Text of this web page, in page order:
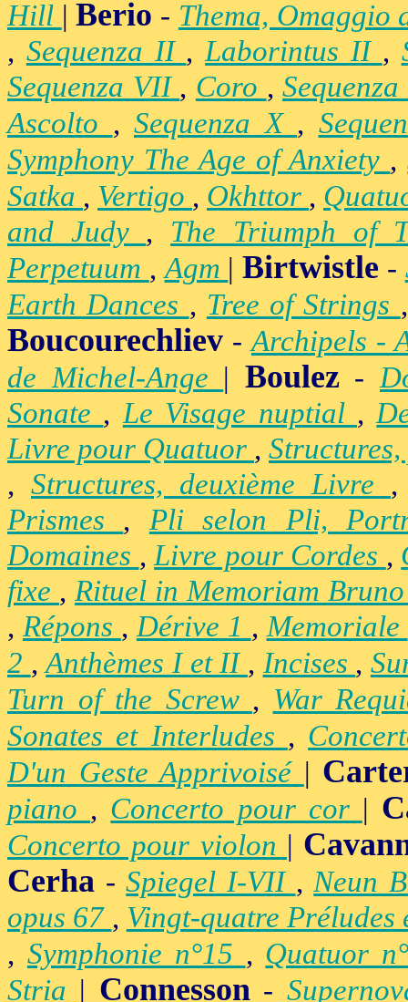
Hill |Berio - Thema, Omaggio
, Sequenza II ,Laborintus II ,
Sequenza VII , Coro ,
Ascolto , Sequenza X ,
Symphony The Age of Anxiety ,
Satka , Vertigo , Okhttor ,
and Judy , The Triumph of
Perpetuum ,Agm |Birtwistle -
Earth Dances , Tree of Strings
Boucourechliev -Archipels -
de Michel-Ange | Boulez-
Sonate ,Le Visage nuptial ,
Livre pour Quatuor ,
, Structures, deuxième Livre
Prismes , Pli selon Pli,
Domaines ,Livre pour Cordes ,
fixe , Rituel in Memoriam
, Répons ,Dérive 1 ,Memoriale
2 ,Anthèmes I et II , Incises ,
Turn of the Screw , War
Sonates et Interludes ,
D'un Geste Apprivoisé |
piano , Concerto pour cor |
Concerto pour violon |
Cerha -Spiegel I-VII ,Neun
opus 67 , Vingt-quatre Préludes
, Symphonie n°15 , Quatuor
Stria | Connesson-